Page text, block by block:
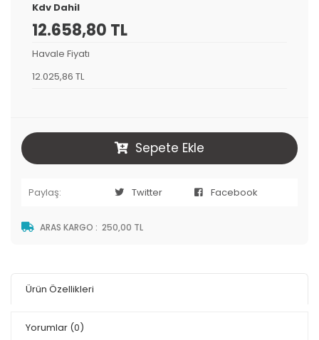
Kdv Dahil
12.658,80 TL
Havale Fiyatı
12.025,86 TL
Sepete Ekle
Paylaş: Twitter Facebook
ARAS KARGO : 250,00 TL
Ürün Özellikleri
Yorumlar (0)